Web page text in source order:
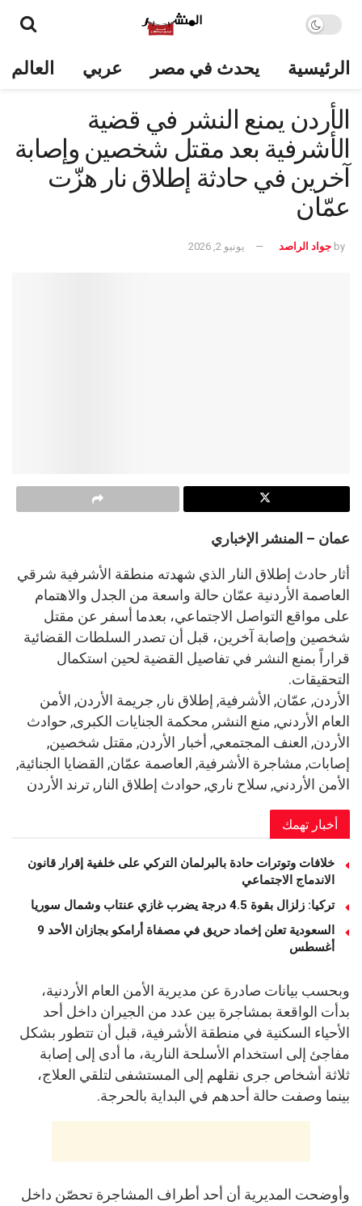
الرئيسية يحدث في مصر عربي العالم
الأردن يمنع النشر في قضية
الأشرفية بعد مقتل شخصين وإصابة
آخرين في حادثة إطلاق نار هزّت
عمّان
by جواد الراصد يونيو 2, 2026
عمان – المنشر الإخباري
أثار حادث إطلاق النار الذي شهدته منطقة الأشرفية شرقي
العاصمة الأردنية عمّان حالة واسعة من الجدل والاهتمام
على مواقع التواصل الاجتماعي، بعدما أسفر عن مقتل
شخصين وإصابة آخرين، قبل أن تصدر السلطات القضائية
قراراً بمنع النشر في تفاصيل القضية لحين استكمال
التحقيقات.
الأردن, عمّان, الأشرفية, إطلاق نار, جريمة الأردن, الأمن
العام الأردني, منع النشر, محكمة الجنايات الكبرى, حوادث
الأردن, العنف المجتمعي, أخبار الأردن, مقتل شخصين,
إصابات, مشاجرة الأشرفية, العاصمة عمّان, القضايا الجنائية,
الأمن الأردني, سلاح ناري, حوادث إطلاق النار, ترند الأردن
أخبار تهمك
خلافات وتوترات حادة بالبرلمان التركي على خلفية إقرار قانون
الاندماج الاجتماعي
تركيا: زلزال بقوة 4.5 درجة يضرب غازي عنتاب وشمال سوريا
السعودية تعلن إخماد حريق في مصفاة أرامكو بجازان الأحد 9
أغسطس
وبحسب بيانات صادرة عن مديرية الأمن العام الأردنية،
بدأت الواقعة بمشاجرة بين عدد من الجيران داخل أحد
الأحياء السكنية في منطقة الأشرفية، قبل أن تتطور بشكل
مفاجئ إلى استخدام الأسلحة النارية، ما أدى إلى إصابة
ثلاثة أشخاص جرى نقلهم إلى المستشفى لتلقي العلاج،
بينما وصفت حالة أحدهم في البداية بالحرجة.
وأوضحت المديرية أن أحد أطراف المشاجرة تحصّن داخل